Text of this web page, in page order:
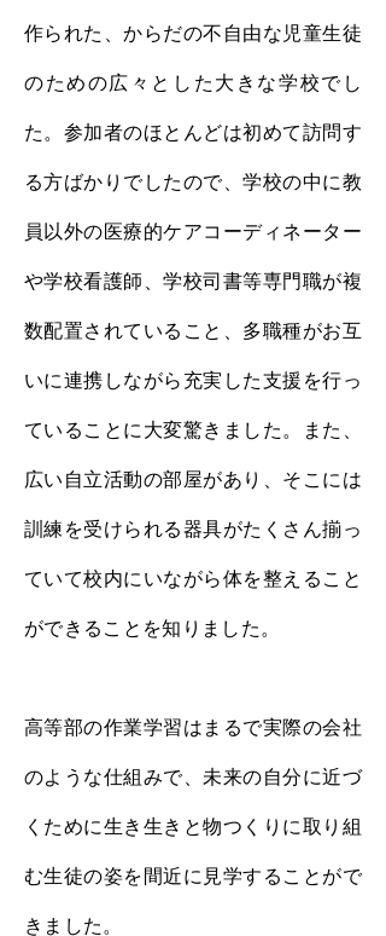
作られた、からだの不自由な児童生徒
のための広々とした大きな学校でし
た。参加者のほとんどは初めて訪問す
る方ばかりでしたので、学校の中に教
員以外の医療的ケアコーディネーター
や学校看護師、学校司書等専門職が複
数配置されていること、多職種がお互
いに連携しながら充実した支援を行っ
ていることに大変驚きました。また、
広い自立活動の部屋があり、そこには
訓練を受けられる器具がたくさん揃っ
ていて校内にいながら体を整えること
ができることを知りました。
高等部の作業学習はまるで実際の会社
のような仕組みで、未来の自分に近づ
くために生き生きと物つくりに取り組
む生徒の姿を間近に見学することがで
きました。